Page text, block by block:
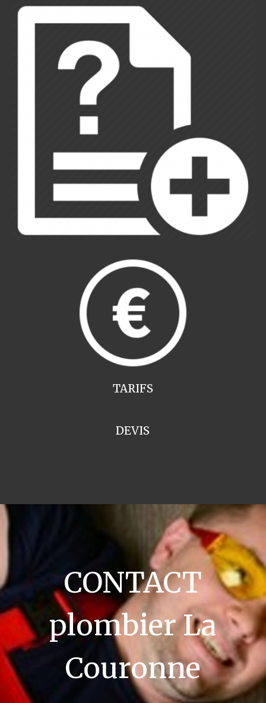
TARIFS
DEVIS
CONTACT
plombier La
Couronne